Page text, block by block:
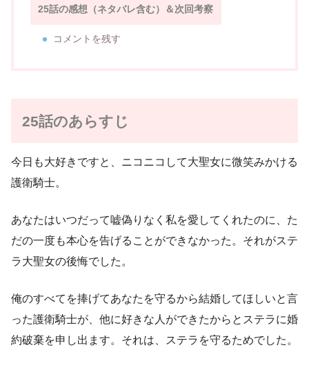
25話の感想（ネタバレ含む）＆次回考察
コメントを残す
25話のあらすじ
今日も大好きですと、ニコニコして大聖女に微笑みかける
護衛騎士。
あなたはいつだって嘘偽りなく私を愛してくれたのに、た
だの一度も本心を告げることができなかった。それがステ
ラ大聖女の後悔でした。
俺のすべてを捧げてあなたを守るから結婚してほしいと言
った護衛騎士が、他に好きな人ができたからとステラに婚
約破棄を申し出ます。それは、ステラを守るためでした。